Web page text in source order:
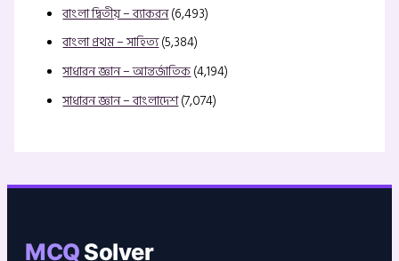
বাংলা দ্বিতীয় – ব্যাকরন(6,493)
বাংলা প্রথম – সাহিত্য(5,384)
সাধারন জ্ঞান – আন্তর্জাতিক(4,194)
সাধারন জ্ঞান – বাংলাদেশ(7,074)
MCQSolver